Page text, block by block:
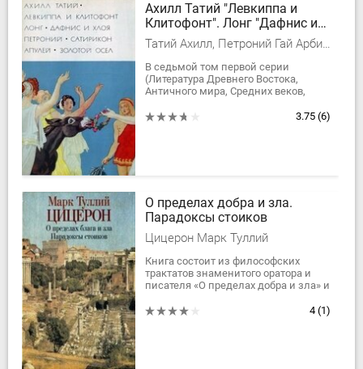
Ахилл Татий "Левкиппа и
Клитофонт". Лонг "Дафнис и
Хлоя". Петроний "Сатирикон".
Апулей "Метамофозы, или
Золотой осел"
Татий Ахилл, Петроний Гай Арбитр, Апулей Луций, Лонг
В седьмой том первой серии
(Литература Древнего Востока,
Античного мира, Средних веков,
входят признанные образцы
3.75 (6)
О пределах добра и зла.
Парадоксы стоиков
Цицерон Марк Туллий
Книга состоит из философских
трактатов знаменитого оратора и
писателя «О пределах добра и зла» и
finibus bonorum et malorum» —
4 (1)